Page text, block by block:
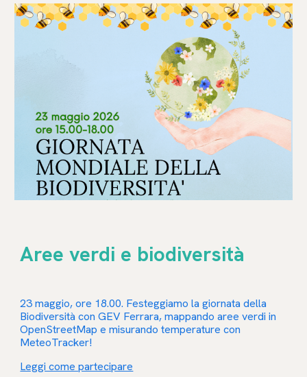
Aree verdi e biodiversità
23 maggio, ore 18.00. Festeggiamo la giornata della
Biodiversità con GEV Ferrara, mappando aree verdi in
OpenStreetMap e misurando temperature con
MeteoTracker!
Leggi come partecipare